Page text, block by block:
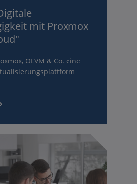
mit Proxmox
OLVM & Co. eine